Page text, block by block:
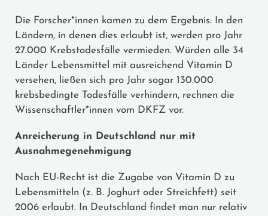
Die Forscher*innen kamen zu dem Ergebnis: In den
Ländern, in denen dies erlaubt ist, werden pro Jahr
27.000 Krebstodesfälle vermieden. Würden alle 34
Länder Lebensmittel mit ausreichend Vitamin D
versehen, ließen sich pro Jahr sogar 130.000
krebsbedingte Todesfälle verhindern, rechnen die
Wissenschaftler*innen vom DKFZ vor.
Anreicherung in Deutschland nur mit
Ausnahmegenehmigung
Nach EU-Recht ist die Zugabe von Vitamin D zu
Lebensmitteln (z. B. Joghurt oder Streichfett) seit
2006 erlaubt. In Deutschland findet man nur relativ